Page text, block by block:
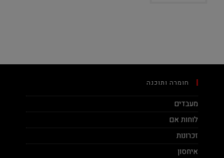
חומרה ותוכנה
מעבדים
לוחות אם
זכרונות
איחסון